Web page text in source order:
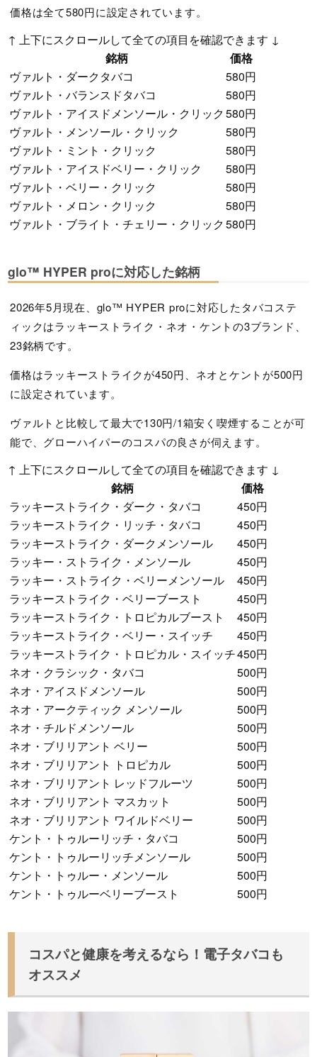
価格は全て580円に設定されています。
↑ 上下にスクロールして全ての項目を確認できます ↓
銘柄
価格
ヴァルト・ダークタバコ
580円
ヴァルト・バランスドタバコ
580円
ヴァルト・アイスドメンソール・クリック580円
ヴァルト・メンソール・クリック
580円
ヴァルト・ミント・クリック
580円
ヴァルト・アイスドベリー・クリック
580円
ヴァルト・ベリー・クリック
580円
ヴァルト・メロン・クリック
580円
ヴァルト・ブライト・チェリー・クリック580円
glo™ HYPER proに対応した銘柄
2026年5月現在、glo™ HYPER proに対応したタバコステ
ィックはラッキーストライク・ネオ・ケントの3ブランド、
23銘柄です。
価格はラッキーストライクが450円、ネオとケントが500円
に設定されています。
ヴァルトと比較して最大で130円/1箱安く喫煙することが可
能で、グローハイパーのコスパの良さが伺えます。
↑ 上下にスクロールして全ての項目を確認できます ↓
銘柄
価格
ラッキーストライク・ダーク・タバコ
450円
ラッキーストライク・リッチ・タバコ
450円
ラッキーストライク・ダークメンソール
450円
ラッキー・ストライク・メンソール
450円
ラッキー・ストライク・ベリーメンソール
450円
ラッキーストライク・ベリーブースト
450円
ラッキーストライク・トロピカルブースト
450円
ラッキーストライク・ベリー・スイッチ
450円
ラッキーストライク・トロピカル・スイッチ450円
ネオ・クラシック・タバコ
500円
ネオ・アイスドメンソール
500円
ネオ・アークティック メンソール
500円
ネオ・チルドメンソール
500円
ネオ・ブリリアント ベリー
500円
ネオ・ブリリアント トロピカル
500円
ネオ・ブリリアント レッドフルーツ
500円
ネオ・ブリリアント マスカット
500円
ネオ・ブリリアント ワイルドベリー
500円
ケント・トゥルーリッチ・タバコ
500円
ケント・トゥルーリッチメンソール
500円
ケント・トゥルー・メンソール
500円
ケント・トゥルーベリーブースト
500円
コスパと健康を考えるなら！電子タバコも
オススメ